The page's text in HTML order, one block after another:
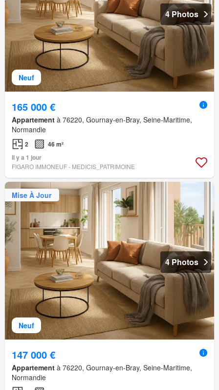
Neuf
4 Photos
165 000 €
Appartement à 76220, Gournay-en-Bray, Seine-Maritime,
Normandie
2
46 m²
Il y a 1 jour
FIGARO IMMONEUF - MEDICIS_PATRIMOINE
Neuf
Mise À Jour
4 Photos
147 000 €
Appartement à 76220, Gournay-en-Bray, Seine-Maritime,
Normandie